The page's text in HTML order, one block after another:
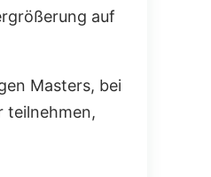
auf
Masters, bei
teilnehmen,